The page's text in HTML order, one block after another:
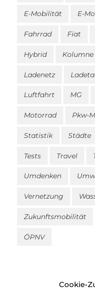
Cookie-
E-Mobilität E-
Fahrrad Fiat
Hybrid Kolumne
Ladenetz
Luftfahrt MG
Motorrad Pkw-
Statistik Städte
Tests Travel
Umdenken
Vernetzung
Zukunftsmobilität
ÖPNV